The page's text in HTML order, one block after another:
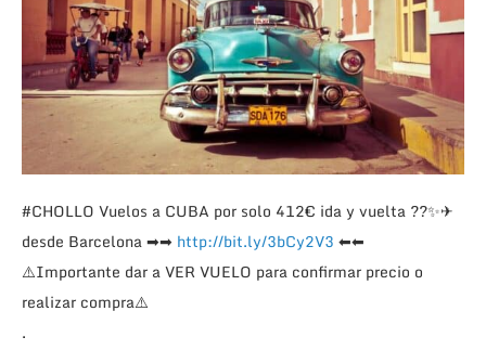
#CHOLLO Vuelos a CUBA por solo 412€ ida y vuelta ??✨✈
desde Barcelona➡➡ http://bit.ly/3bCy2V3 ⬅⬅
⚠️Importante dar a VER VUELO para confirmar precio o
realizar compra⚠️
.